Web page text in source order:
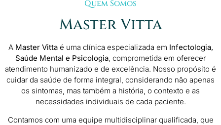
Quem Somos
Master Vitta
A Master Vittaé uma clínica especializada em Infectologia,
Saúde Mental e Psicologia, comprometida em oferecer
atendimento humanizado e de excelência. Nosso propósito é
cuidar da saúde de forma integral, considerando não apenas
os sintomas, mas também a história, o contexto e as
necessidades individuais de cada paciente.
Contamos com uma equipe multidisciplinar qualificada, que